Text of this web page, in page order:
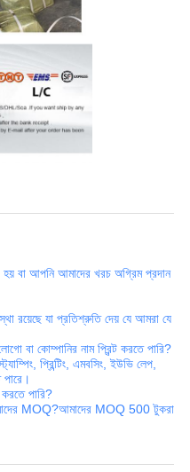
হয় বা আপনি আমাদের খরচ অগ্রিম প্রদান
রয়েছে যা প্রতিশ্রুতি দেয় যে আমরা যে
বা কোম্পানির নাম প্রিন্ট করতে পারি?
প্রিন্টিং, এমবসিং, ইউভি লেপ,
পারে।
করতে পারি?
MOQ?আমাদের MOQ 500 টুকরা